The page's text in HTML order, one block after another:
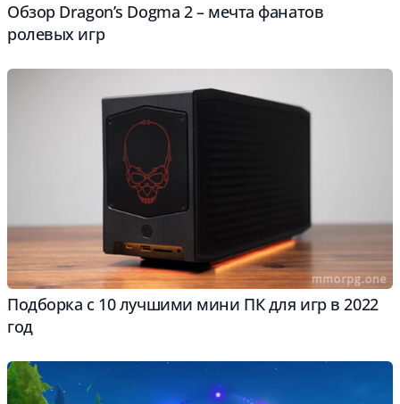
Обзор Dragon’s Dogma 2 – мечта фанатов
ролевых игр
Подборка с 10 лучшими мини ПК для игр в 2022
год